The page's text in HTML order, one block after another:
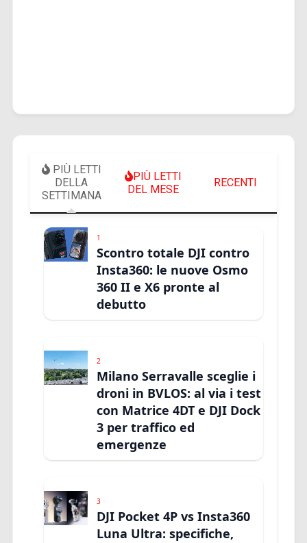
PIÙ LETTI
DELLA
SETTIMANA
PIÙ LETTI
DEL MESE
RECENTI
1
Scontro totale DJI contro
Insta360: le nuove Osmo
360 II e X6 pronte al
debutto
2
Milano Serravalle sceglie i
droni in BVLOS: al via i test
con Matrice 4DT e DJI Dock
3 per traffico ed
emergenze
3
DJI Pocket 4P vs Insta360
Luna Ultra: specifiche,